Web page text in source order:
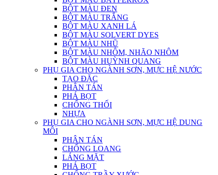
BỘT MÀU ĐEN
BỘT MÀU TRẮNG
BỘT MÀU XANH LÁ
BỘT MÀU SOLVERT DYES
BỘT MÀU NHŨ
BỘT MÀU NHÔM, NHÃO NHÔM
BỘT MÀU HUỲNH QUANG
PHỤ GIA CHO NGÀNH SƠN, MỰC HỆ NƯỚC
TẠO ĐẶC
PHÂN TÁN
PHÁ BỌT
CHỐNG THỐI
NHỰA
PHỤ GIA CHO NGÀNH SƠN, MỰC HỆ DUNG
MÔI
PHÂN TÁN
CHỐNG LOANG
LÁNG MẶT
PHÁ BỌT